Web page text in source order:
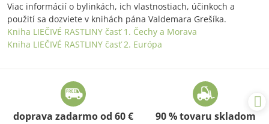
Viac informácií o bylinkách, ich vlastnostiach, účinkoch a
použití sa dozviete v knihách pána Valdemara Grešíka.
Kniha LIEČIVÉ RASTLINY časť 1. Čechy a Morava
Kniha LIEČIVÉ RASTLINY časť 2. Európa
doprava zadarmo od 60 € 90 % tovaru skladom